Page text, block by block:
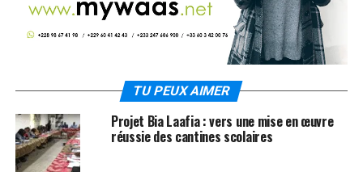
TU PEUX AIMER
Projet Bia Laafia : vers une mise en œuvre
réussie des cantines scolaires